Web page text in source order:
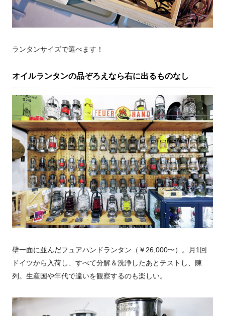
ランタンサイズで選べます！
オイルランタンの品ぞろえなら右に出るものなし
壁一面に並んだフュアハンドランタン（￥26,000〜）。月1回
ドイツから入荷し、すべて分解＆洗浄したあとテストし、陳
列。生産国や年代で違いを観察するのも楽しい。